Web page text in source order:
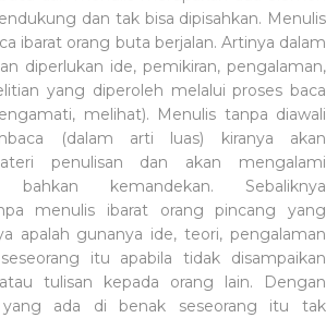
dan tak bisa dipisahkan. Menulis
ibarat orang buta berjalan. Artinya dalam
diperlukan ide, pemikiran, pengalaman,
yang diperoleh melalui proses baca
melihat). Menulis tanpa diawali
(dalam arti luas) kiranya akan
penulisan dan akan mengalami
bahkan kemandekan. Sebaliknya
menulis ibarat orang pincang yang
apalah gunanya ide, teori, pengalaman
itu apabila tidak disampaikan
tulisan kepada orang lain. Dengan
yang ada di benak seseorang itu tak